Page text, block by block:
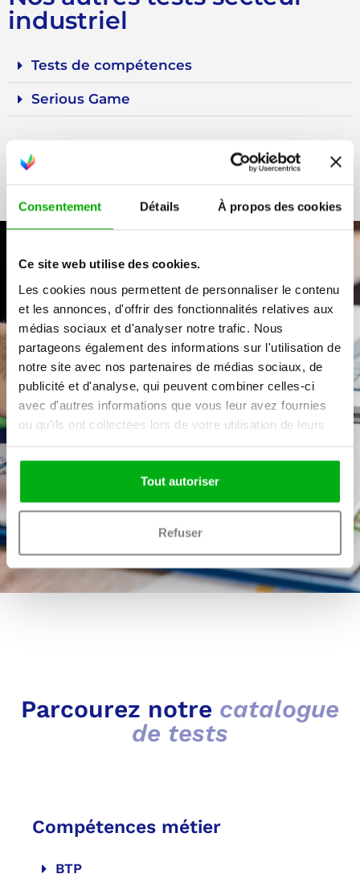
Consentement Détails À propos des cookies
Ce site web utilise des cookies.
Les cookies nous permettent de personnaliser le contenu
et les annonces, d'offrir des fonctionnalités relatives aux
médias sociaux et d'analyser notre trafic. Nous
partageons également des informations sur l'utilisation de
notre site avec nos partenaires de médias sociaux, de
publicité et d'analyse, qui peuvent combiner celles-ci
avec d'autres informations que vous leur avez fournies
ou qu'ils ont collectées lors de votre utilisation de leurs
Tout autoriser
Refuser
industriel
Tests de compétences
Serious Game
Choisissez et essayez
gratuitement vos tests
Une solution globale clé en main pour vous
accompagner dans l’évaluation technique de vos
Je choisis mon test
Parcourez notre catalogue
de tests
Compétences métier
BTP